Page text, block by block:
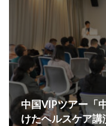
中国VIPツアー「
けたヘルスケア講